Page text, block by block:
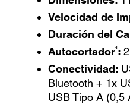
Velocidad de
Duración del
Autocortador4:
Conectividad:
Bluetooth + 1x
USB Tipo A (0,5